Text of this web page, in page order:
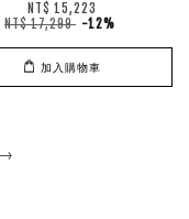
NT$ 15,223
NT$ 17,299 -12%
加入購物車
→